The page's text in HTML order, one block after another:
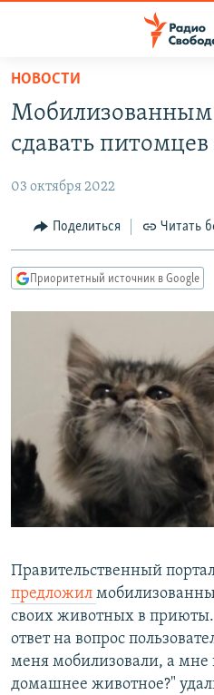
упрощенного
доступа
основному
Вернутся
главной
навигации
Вернутся
ПРОГРАММЫ
ЦИТАТЫ СВОБОДЫ
МНЕНИЯ
IDEL.РЕАЛИИ
СЕВЕР.РЕАЛИИ
СИБИРЬ.РЕАЛИИ
РАСПИСАНИЕ ВЕЩАНИЯ
ПОДПИШИТЕСЬ НА
СОЦИАЛЬНЫЕ СЕТИ
НОВОСТИ
сдавать
03 октября 2022
Поделиться Читать
Приоритетный источник в Google
Правительственный
предложил
своих животных в приюты.
ответ на вопрос
меня мобилизовали, а мне
домашнее животное?"